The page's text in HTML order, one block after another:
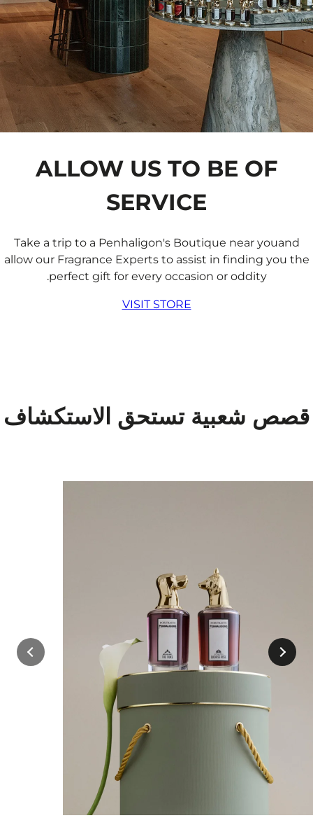
ALLOW US TO BE OF
SERVICE​
Take a trip to a Penhaligon's Boutique near youand
allow our Fragrance Experts to assist in finding you the
perfect gift for every occasion or oddity.
VISIT STORE
قصص شعبية تستحق الاستكشاف